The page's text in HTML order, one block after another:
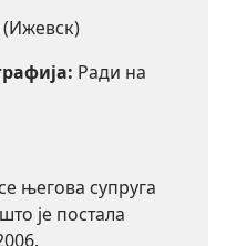
(Ижевск)
Ради на
његова супруга
је постала